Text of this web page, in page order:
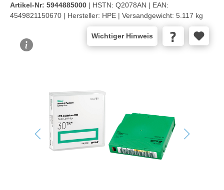
Artikel-Nr: 5944885000 | HSTN: Q2078AN | EAN:
4549821150670 | Hersteller: HPE | Versandgewicht: 5.117 kg
Wichtiger Hinweis